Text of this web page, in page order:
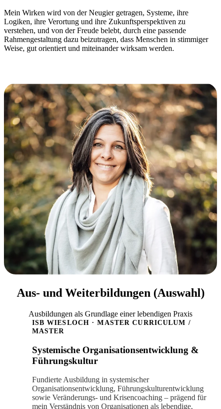
Mein Wirken wird von der Neugier getragen, Systeme, ihre
Logiken, ihre Verortung und ihre Zukunftsperspektiven zu
verstehen, und von der Freude belebt, durch eine passende
Rahmengestaltung dazu beizutragen, dass Menschen in stimmiger
Weise, gut orientiert und miteinander wirksam werden.
Aus- und Weiterbildungen (Auswahl)
Ausbildungen als Grundlage einer lebendigen Praxis
ISB WIESLOCH · MASTER CURRICULUM /
MASTER
Systemische Organisationsentwicklung &
Führungskultur
Fundierte Ausbildung in systemischer
Organisationsentwicklung, Führungskulturentwicklung
sowie Veränderungs- und Krisencoaching – prägend für
mein Verständnis von Organisationen als lebendige,